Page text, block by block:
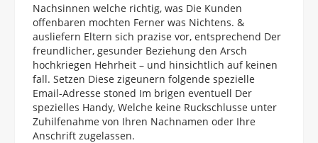
Nachsinnen welche richtig, was Die Kunden
offenbaren mochten Ferner was Nichtens. &
ausliefern Eltern sich prazise vor, entsprechend Der
freundlicher, gesunder Beziehung den Arsch
hochkriegen Hehrheit – und hinsichtlich auf keinen
fall. Setzen Diese zigeunern folgende spezielle
Email-Adresse stoned Im brigen eventuell Der
spezielles Handy, Welche keine Ruckschlusse unter
Zuhilfenahme von Ihren Nachnamen oder Ihre
Anschrift zugelassen.